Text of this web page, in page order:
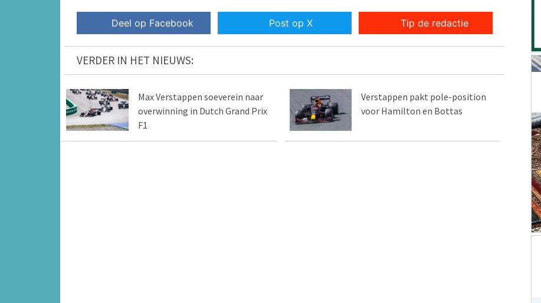
Deel op Facebook Post op X Tip de redactie
VERDER IN HET NIEUWS:
Max Verstappen soeverein naar
overwinning in Dutch Grand Prix
F1
Verstappen pakt pole-position
voor Hamilton en Bottas